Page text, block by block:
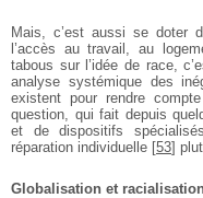
Mais, c’est aussi se doter
l’accès au travail, au
tabous sur l’idée de race,
analyse systémique des
existent pour rendre
question, qui fait depuis
et de dispositifs
réparation individuelle [53]
Globalisation et